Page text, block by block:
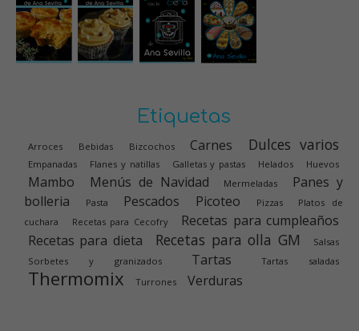
Etiquetas
Arroces Bebidas Bizcochos Carnes Dulces varios
Empanadas Flanes y natillas Galletas y pastas Helados Huevos
Mambo Menús de Navidad Mermeladas
Panes y
bolleria
Pasta Pescados Picoteo Pizzas
Platos de
cuchara
Recetas para Cecofry
Recetas para cumpleaños
Recetas para dieta
Recetas para olla GM
Salsas
Sorbetes y granizados
Tartas Tartas saladas
Thermomix Turrones Verduras